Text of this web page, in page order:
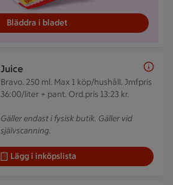
Bläddra i bladet
Juice
Bravo. 250 ml. Max 1 köp/hushåll. Jmfpris
36:00/liter + pant. Ord.pris 13:23 kr.
Gäller endast i fysisk butik. Gäller vid
självscanning.
Lägg i inköpslista